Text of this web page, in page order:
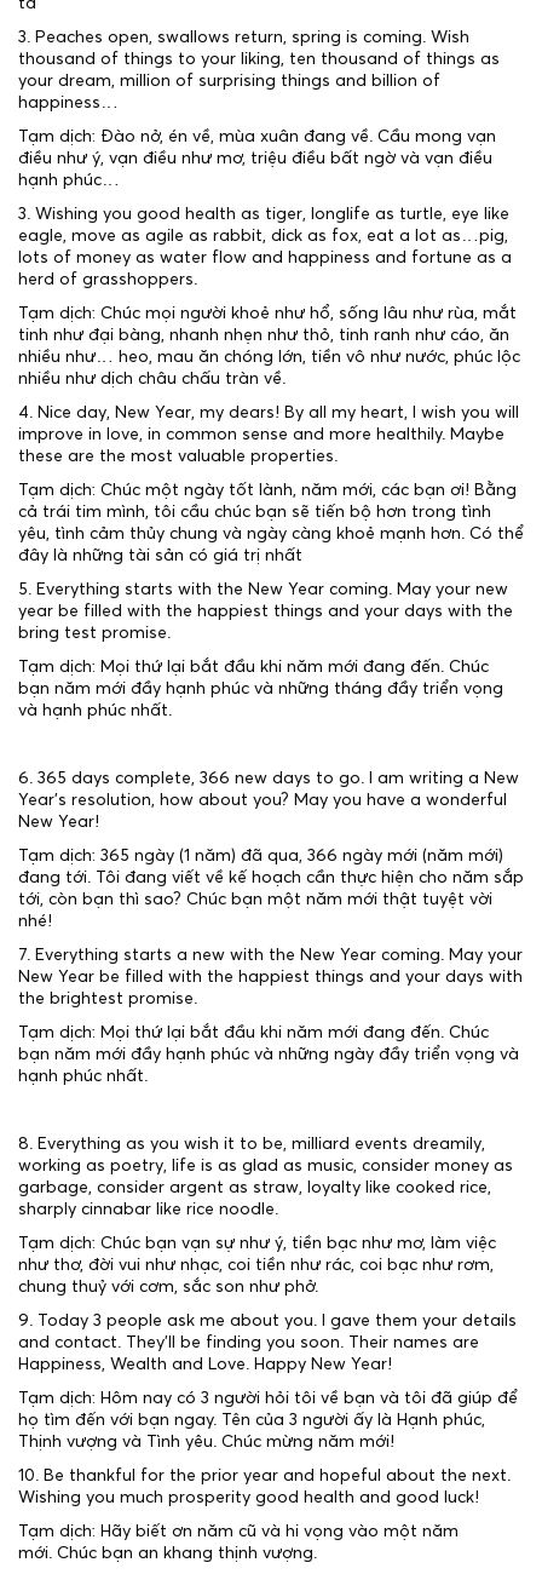
ta
3. Peaches open, swallows return, spring is coming. Wish
thousand of things to your liking, ten thousand of things as
your dream, million of surprising things and billion of
happiness…
Tạm dịch: Đào nở, én về, mùa xuân đang về. Cầu mong vạn
điều như ý, vạn điều như mơ, triệu điều bất ngờ và vạn điều
hạnh phúc…
3. Wishing you good health as tiger, longlife as turtle, eye like
eagle, move as agile as rabbit, dick as fox, eat a lot as…pig,
lots of money as water flow and happiness and fortune as a
herd of grasshoppers.
Tạm dịch: Chúc mọi người khoẻ như hổ, sống lâu như rùa, mắt
tinh như đại bàng, nhanh nhẹn như thỏ, tinh ranh như cáo, ăn
nhiều như… heo, mau ăn chóng lớn, tiền vô như nước, phúc lộc
nhiều như dịch châu chấu tràn về.
4. Nice day, New Year, my dears! By all my heart, I wish you will
improve in love, in common sense and more healthily. Maybe
these are the most valuable properties.
Tạm dịch: Chúc một ngày tốt lành, năm mới, các bạn ơi! Bằng
cả trái tim mình, tôi cầu chúc bạn sẽ tiến bộ hơn trong tình
yêu, tình cảm thủy chung và ngày càng khoẻ mạnh hơn. Có thể
đây là những tài sản có giá trị nhất
5. Everything starts with the New Year coming. May your new
year be filled with the happiest things and your days with the
bring test promise.
Tạm dịch: Mọi thứ lại bắt đầu khi năm mới đang đến. Chúc
bạn năm mới đầy hạnh phúc và những tháng đầy triển vọng
và hạnh phúc nhất.
6. 365 days complete, 366 new days to go. I am writing a New
Year’s resolution, how about you? May you have a wonderful
New Year!
Tạm dịch: 365 ngày (1 năm) đã qua, 366 ngày mới (năm mới)
đang tới. Tôi đang viết về kế hoạch cần thực hiện cho năm sắp
tới, còn bạn thì sao? Chúc bạn một năm mới thật tuyệt vời
nhé!
7. Everything starts a new with the New Year coming. May your
New Year be filled with the happiest things and your days with
the brightest promise.
Tạm dịch: Mọi thứ lại bắt đầu khi năm mới đang đến. Chúc
bạn năm mới đầy hạnh phúc và những ngày đầy triển vọng và
hạnh phúc nhất.
8. Everything as you wish it to be, milliard events dreamily,
working as poetry, life is as glad as music, consider money as
garbage, consider argent as straw, loyalty like cooked rice,
sharply cinnabar like rice noodle.
Tạm dịch: Chúc bạn vạn sự như ý, tiền bạc như mơ, làm việc
như thơ, đời vui như nhạc, coi tiền như rác, coi bạc như rơm,
chung thuỷ với cơm, sắc son như phở.
9. Today 3 people ask me about you. I gave them your details
and contact. They’ll be finding you soon. Their names are
Happiness, Wealth and Love. Happy New Year!
Tạm dịch: Hôm nay có 3 người hỏi tôi về bạn và tôi đã giúp để
họ tìm đến với bạn ngay. Tên của 3 người ấy là Hạnh phúc,
Thịnh vượng và Tình yêu. Chúc mừng năm mới!
10. Be thankful for the prior year and hopeful about the next.
Wishing you much prosperity good health and good luck!
Tạm dịch: Hãy biết ơn năm cũ và hi vọng vào một năm
mới. Chúc bạn an khang thịnh vượng.